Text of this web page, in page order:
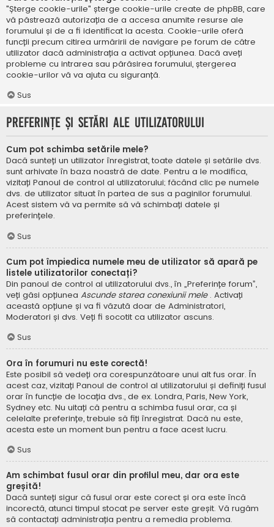
"Șterge cookie-urile" șterge cookie-urile create de phpBB, care
vă păstrează autorizația de a accesa anumite resurse ale
forumului și de a fi identificat la acesta. Cookie-urile oferă
funcții precum citirea urmăririi de navigare pe forum de către
utilizator dacă administrația a activat opțiunea. Dacă aveți
probleme cu intrarea sau părăsirea forumului, ștergerea
cookie-urilor vă va ajuta cu siguranță.
Sus
Preferințe și setări ale utilizatorului
Cum pot schimba setările mele?
Dacă sunteți un utilizator înregistrat, toate datele și setările dvs.
sunt arhivate în baza noastră de date. Pentru a le modifica,
vizitați Panoul de control al utilizatorului; făcând clic pe numele
dvs. de utilizator situat în partea de sus a paginilor forumului.
Acest sistem vă va permite să vă schimbați datele și
preferințele.
Sus
Cum pot împiedica numele meu de utilizator să apară pe
listele utilizatorilor conectați?
Din panoul de control al utilizatorului dvs., în „Preferințe forum”,
veți găsi opțiunea Ascunde starea conexiunii mele . Activați
această opțiune și va fi văzută doar de Administratori,
Moderatori și dvs. Veți fi socotit ca utilizator ascuns.
Sus
Ora în forumuri nu este corectă!
Este posibil să vedeți ora corespunzătoare unui alt fus orar. În
acest caz, vizitați Panoul de control al utilizatorului și definiți fusul
orar în funcție de locația dvs., de ex. Londra, Paris, New York,
Sydney etc. Nu uitați că pentru a schimba fusul orar, ca și
celelalte preferințe, trebuie să fiți înregistrat. Dacă nu este,
acesta este un moment bun pentru a face acest lucru.
Sus
Am schimbat fusul orar din profilul meu, dar ora este
greșită!
Dacă sunteți sigur că fusul orar este corect și ora este încă
incorectă, atunci timpul stocat pe server este greșit. Vă rugăm
să contactați administrația pentru a remedia problema.